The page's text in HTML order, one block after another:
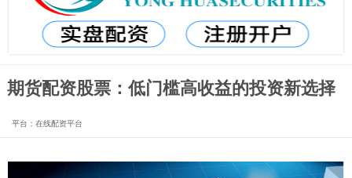
期货配资股票：低门槛高收益的投资新选择
平台：在线配资平台